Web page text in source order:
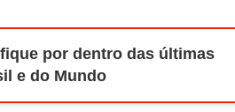
por dentro das últimas
e do Mundo